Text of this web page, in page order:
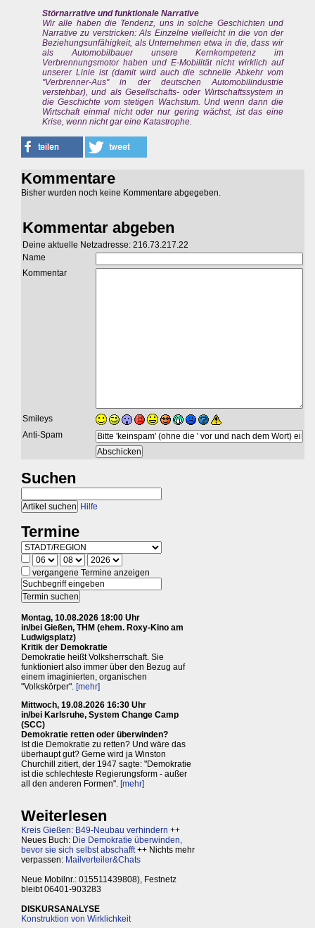
Störnarrative und funktionale Narrative
Wir alle haben die Tendenz, uns in solche Geschichten und
Narrative zu verstricken: Als Einzelne vielleicht in die von der
Beziehungsunfähigkeit, als Unternehmen etwa in die, dass wir
als Automobilbauer unsere Kernkompetenz im
Verbrennungsmotor haben und E-Mobilität nicht wirklich auf
unserer Linie ist (damit wird auch die schnelle Abkehr vom
"Verbrenner-Aus" in der deutschen Automobilindustrie
verstehbar), und als Gesellschafts- oder Wirtschaftssystem in
die Geschichte vom stetigen Wachstum. Und wenn dann die
Wirtschaft einmal nicht oder nur gering wächst, ist das eine
Krise, wenn nicht gar eine Katastrophe.
Kommentare
Bisher wurden noch keine Kommentare abgegeben.
Kommentar abgeben
Deine aktuelle Netzadresse: 216.73.217.22
Name
Kommentar
Smileys
Anti-Spam
Suchen
Hilfe
Termine
vergangene Termine anzeigen
Montag, 10.08.2026 18:00 Uhr
in/bei Gießen, THM (ehem. Roxy-Kino am
Ludwigsplatz)
Kritik der Demokratie
Demokratie heißt Volksherrschaft. Sie
funktioniert also immer über den Bezug auf
einem imaginierten, organischen
"Volkskörper". [mehr]
Mittwoch, 19.08.2026 16:30 Uhr
in/bei Karlsruhe, System Change Camp
(SCC)
Demokratie retten oder überwinden?
Ist die Demokratie zu retten? Und wäre das
überhaupt gut? Gerne wird ja Winston
Churchill zitiert, der 1947 sagte: "Demokratie
ist die schlechteste Regierungsform - außer
all den anderen Formen". [mehr]
Weiterlesen
Kreis Gießen: B49-Neubau verhindern ++
Neues Buch: Die Demokratie überwinden,
bevor sie sich selbst abschafft++ Nichts mehr
verpassen: Mailverteiler&Chats
Neue Mobilnr.: 015511439808), Festnetz
bleibt 06401-903283
DISKURSANALYSE
Konstruktion von Wirklichkeit